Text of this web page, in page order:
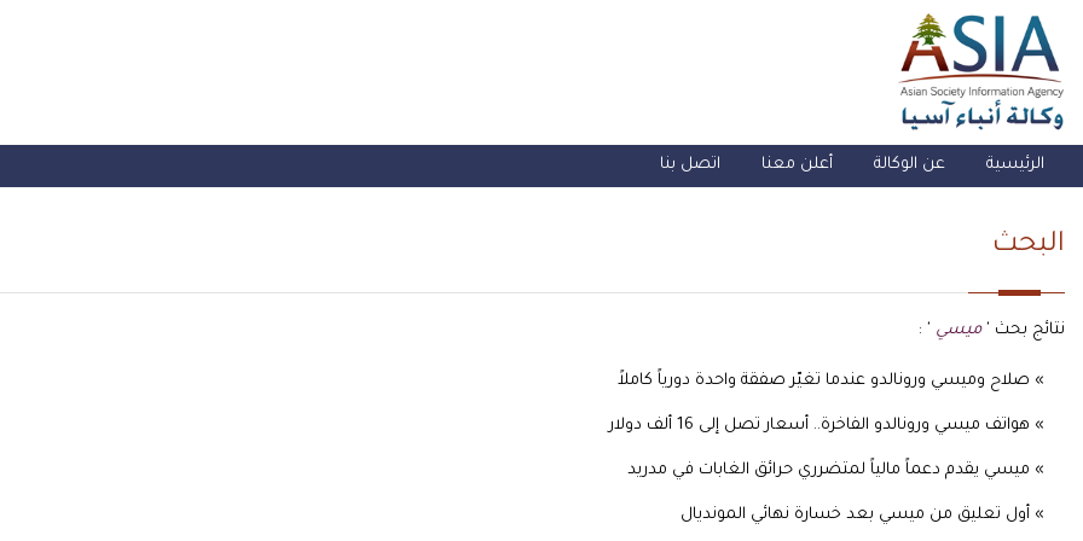
الرئيسية عن الوكالة أعلن معنا اتصل بنا
البحث
نتائج بحث 'ميسي ' :
» صلاح وميسي ورونالدو عندما تغيّر صفقة واحدة دورياً كاملاً
» هواتف ميسي ورونالدو الفاخرة.. أسعار تصل إلى 16 ألف دولار
» ميسي يقدم دعماً مالياً لمتضرري حرائق الغابات في مدريد
» أول تعليق من ميسي بعد خسارة نهائي المونديال